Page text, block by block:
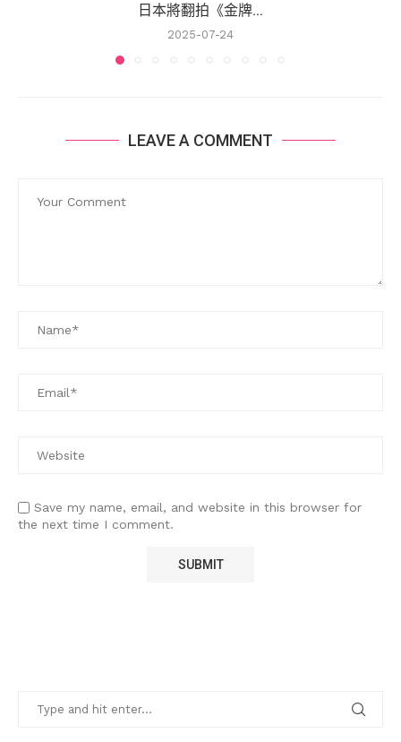
日本將翻拍《金牌...
2025-07-24
LEAVE A COMMENT
Save my name, email, and website in this browser for
the next time I comment.